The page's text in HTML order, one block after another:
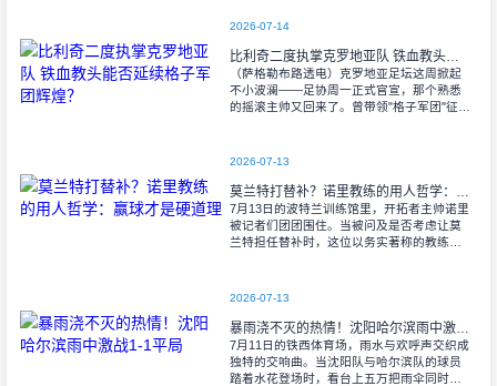
2026-07-14
比利奇二度执掌克罗地亚队 铁血教头能否延续格子军团辉煌？
（萨格勒布路透电）克罗地亚足坛这周掀起
不小波澜——足协周一正式官宣，那个熟悉
的摇滚主帅又回来了。曾带领"格子军团"征战
2026-07-13
莫兰特打替补？诺里教练的用人哲学：赢球才是硬道理
7月13日的波特兰训练馆里，开拓者主帅诺里
被记者们团团围住。当被问及是否考虑让莫
兰特担任替补时，这位以务实著称的教练露
2026-07-13
暴雨浇不灭的热情！沈阳哈尔滨雨中激战1-1平局
7月11日的铁西体育场，雨水与欢呼声交织成
独特的交响曲。当沈阳队与哈尔滨队的球员
踏着水花登场时，看台上五万把雨伞同时收